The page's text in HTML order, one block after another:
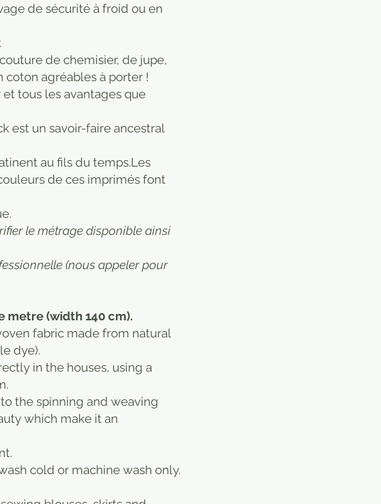
de sécurité à froid ou en
de chemisier, de jupe,
agréables à porter !
tous les avantages que
est un savoir-faire ancestral
au fils du temps.Les
de ces imprimés font
le métrage disponible ainsi
(nous appeler pour
metre (width 140 cm).
fabric made from natural
dye).
in the houses, using a
the spinning and weaving
which make it an
cold or machine wash only.